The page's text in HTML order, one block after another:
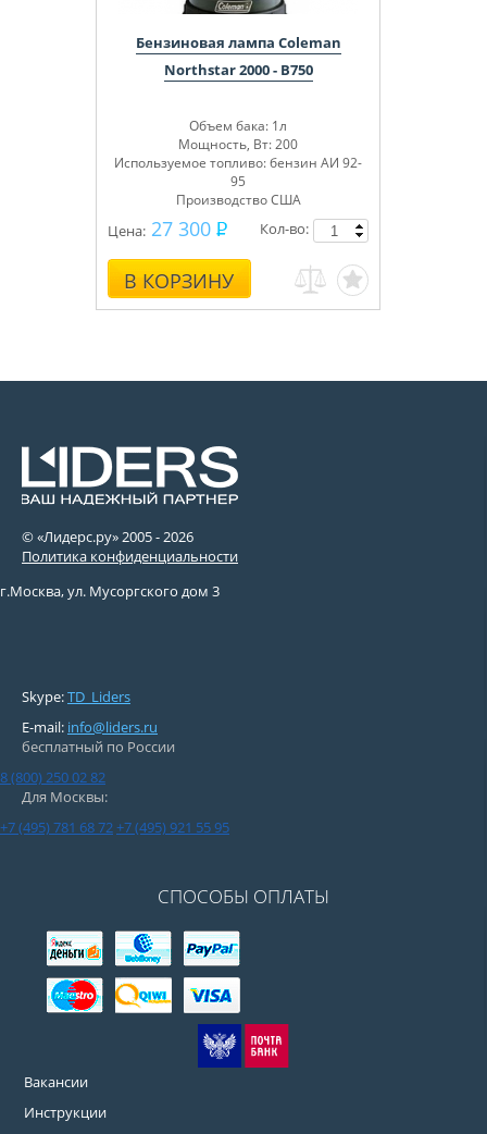
Бензиновая лампа Coleman
Northstar 2000 - B750
Объем бака: 1л
Мощность, Вт: 200
Используемое топливо: бензин АИ 92-
95
Производство США
Цена: 27 300
В КОРЗИНУ
Кол-во:
© «Лидерс.ру» 2005 -2026
Политика конфиденциальности
г.Москва, ул. Мусоргского дом 3
Skype:TD_Liders
E-mail: info@liders.ru
бесплатный по России
8 (800) 250 02 82
Для Москвы:
+7 (495) 781 68 72+7 (495) 921 55 95
СПОСОБЫ ОПЛАТЫ
Вакансии
Инструкции